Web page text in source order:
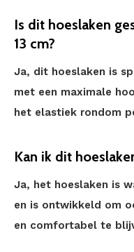
Is dit hoeslaken
13 cm?
Ja, dit hoeslaken is
met een maximale
het elastiek rondom
Kan ik dit
Ja, het hoeslaken is
en is ontwikkeld om
en comfortabel te